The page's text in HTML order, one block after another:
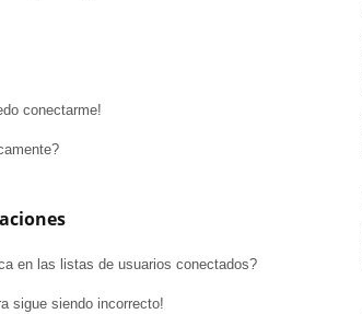
conectarme!
en las listas de usuarios conectados?
sigue siendo incorrecto!